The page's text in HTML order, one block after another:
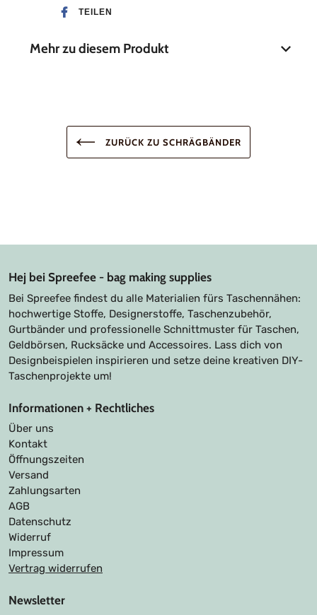
TEILEN
Mehr zu diesem Produkt
Polyester
ZURÜCK ZU SCHRÄGBÄNDER
Hej bei Spreefee - bag making supplies
Bei Spreefee findest du alle Materialien fürs Taschennähen:
hochwertige Stoffe, Designerstoffe, Taschenzubehör,
Gurtbänder und professionelle Schnittmuster für Taschen,
Geldbörsen, Rucksäcke und Accessoires. Lass dich von
Designbeispielen inspirieren und setze deine kreativen DIY-
Taschenprojekte um!
Informationen + Rechtliches
Über uns
Kontakt
Öffnungszeiten
Versand
Zahlungsarten
AGB
Datenschutz
Widerruf
Impressum
Vertrag widerrufen
Newsletter